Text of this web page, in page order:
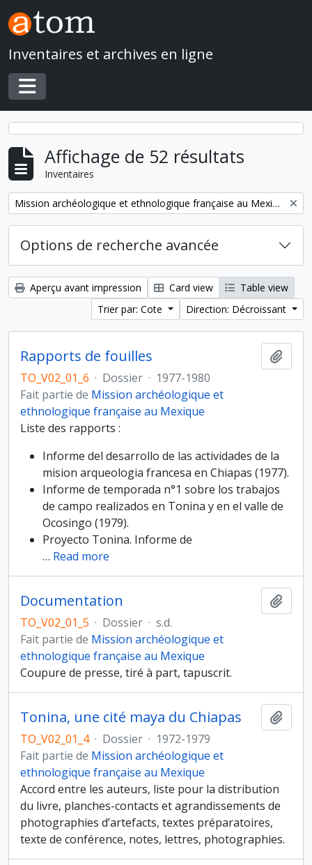
Skip to main content
Inventaires et archives en ligne
Toggle navigation
Affichage de 52 résultats
Inventaires
Remove filter: Mission archéologique et ethnologique française au Mexique
Options de recherche avancée
Aperçu avant impression Card view
Table view
Trier par: Cote
Direction: Décroissant
Rapports de fouilles
TO_V02_01_6 · Dossier · 1977-1980
Fait partie de Mission archéologique et
ethnologique française au Mexique
Liste des rapports :
Informe del desarrollo de las actividades de la
mision arqueologia francesa en Chiapas (1977).
Informe de temporada n°1 sobre los trabajos
de campo realizados en Tonina y en el valle de
Ocosingo (1979).
Proyecto Tonina. Informe de
… Read more
Documentation
TO_V02_01_5 · Dossier · s.d.
Fait partie de Mission archéologique et
ethnologique française au Mexique
Coupure de presse, tiré à part, tapuscrit.
Tonina, une cité maya du Chiapas
TO_V02_01_4 · Dossier · 1972-1979
Fait partie de Mission archéologique et
ethnologique française au Mexique
Accord entre les auteurs, liste pour la distribution
du livre, planches-contacts et agrandissements de
photographies d’artefacts, textes préparatoires,
texte de conférence, notes, lettres, photographies.